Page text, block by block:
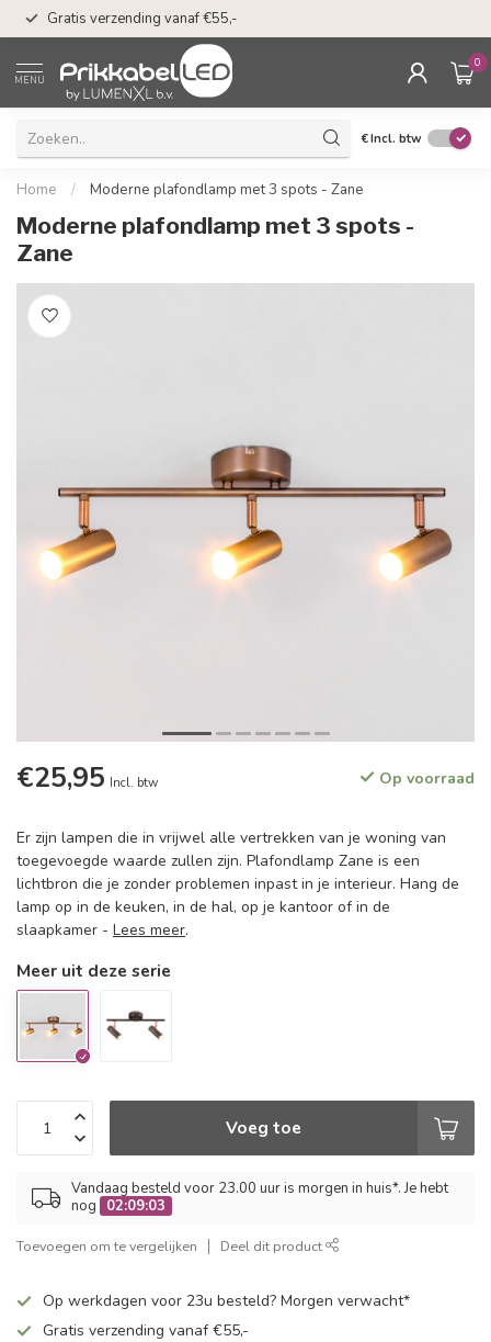
Gratis verzending vanaf €55,-
MENU
0
€Incl. btw
Home / Moderne plafondlamp met 3 spots - Zane
Moderne plafondlamp met 3 spots -
Zane
€25,95 Incl. btw Op voorraad
Er zijn lampen die in vrijwel alle vertrekken van je woning van
toegevoegde waarde zullen zijn. Plafondlamp Zane is een
lichtbron die je zonder problemen inpast in je interieur. Hang de
lamp op in de keuken, in de hal, op je kantoor of in de
slaapkamer - Lees meer.
Meer uit deze serie
Voeg toe
Vandaag besteld voor 23.00 uur is morgen in huis*. Je hebt
nog
02:09:03
Toevoegen om te vergelijken Deel dit product
Op werkdagen voor 23u besteld? Morgen verwacht*
Gratis verzending vanaf €55,-